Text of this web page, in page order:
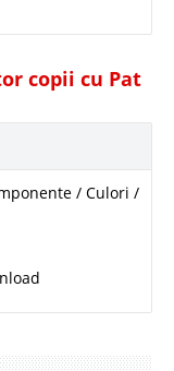
copii cu Pat
/ Culori /